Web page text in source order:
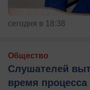
сегодня в 18:38
Общество
Слушателей
время